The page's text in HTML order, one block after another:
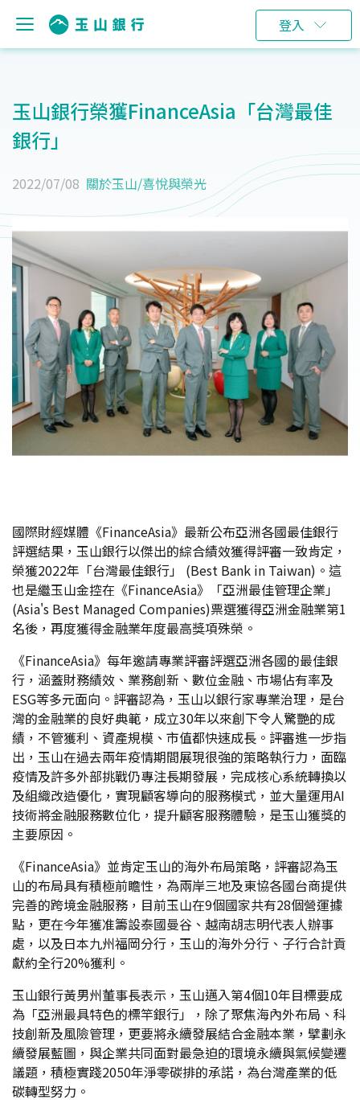
登入
玉山銀行榮獲FinanceAsia「台灣最佳
銀行」
2022/07/08 關於玉山/喜悅與榮光
國際財經媒體《FinanceAsia》最新公布亞洲各國最佳銀行
評選結果，玉山銀行以傑出的綜合績效獲得評審一致肯定，
榮獲2022年「台灣最佳銀行」 (Best Bank in Taiwan)。這
也是繼玉山金控在《FinanceAsia》「亞洲最佳管理企業」
(Asia's Best Managed Companies)票選獲得亞洲金融業第1
名後，再度獲得金融業年度最高獎項殊榮。
《FinanceAsia》每年邀請專業評審評選亞洲各國的最佳銀
行，涵蓋財務績效、業務創新、數位金融、市場佔有率及
ESG等多元面向。評審認為，玉山以銀行家專業治理，是台
灣的金融業的良好典範，成立30年以來創下令人驚艷的成
績，不管獲利、資產規模、市值都快速成長。評審進一步指
出，玉山在過去兩年疫情期間展現很強的策略執行力，面臨
疫情及許多外部挑戰仍專注長期發展，完成核心系統轉換以
及組織改造優化，實現顧客導向的服務模式，並大量運用AI
技術將金融服務數位化，提升顧客服務體驗，是玉山獲獎的
主要原因。
《FinanceAsia》並肯定玉山的海外布局策略，評審認為玉
山的布局具有積極前瞻性，為兩岸三地及東協各國台商提供
完善的跨境金融服務，目前玉山在9個國家共有28個營運據
點，更在今年獲准籌設泰國曼谷、越南胡志明代表人辦事
處，以及日本九州福岡分行，玉山的海外分行、子行合計貢
獻約全行20%獲利。
玉山銀行黃男州董事長表示，玉山邁入第4個10年目標要成
為「亞洲最具特色的標竿銀行」，除了聚焦海內外布局、科
技創新及風險管理，更要將永續發展結合金融本業，擘劃永
續發展藍圖，與企業共同面對最急迫的環境永續與氣候變遷
議題，積極實踐2050年淨零碳排的承諾，為台灣產業的低
碳轉型努力。